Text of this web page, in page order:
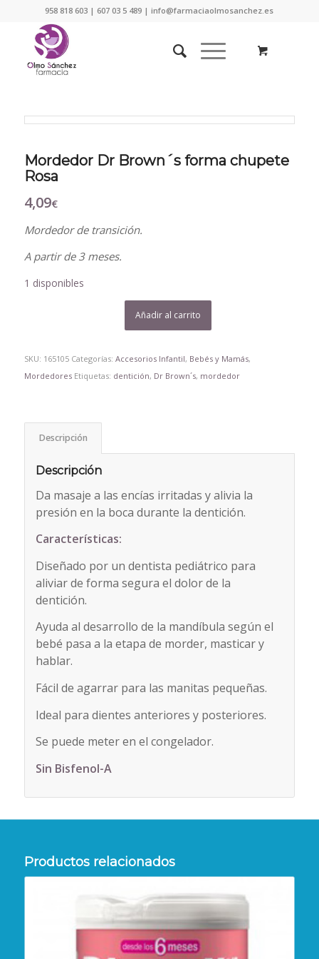
958 818 603 | 607 03 5 489 | info@farmaciaolmosanchez.es
Mordedor Dr Brown´s forma chupete
Rosa
4,09€
Mordedor de transición.
A partir de 3 meses.
1 disponibles
Añadir al carrito
SKU: 165105 Categorías: Accesorios Infantil, Bebés y Mamás,
Mordedores Etiquetas: dentición, Dr Brown´s, mordedor
Descripción
Descripción
Da masaje a las encías irritadas y alivia la
presión en la boca durante la dentición.
Características:
Diseñado por un dentista pediátrico para
aliviar de forma segura el dolor de la
dentición.
Ayuda al desarrollo de la mandíbula según el
bebé pasa a la etapa de morder, masticar y
hablar.
Fácil de agarrar para las manitas pequeñas.
Ideal para dientes anteriores y posteriores.
Se puede meter en el congelador.
Sin Bisfenol-A
Productos relacionados